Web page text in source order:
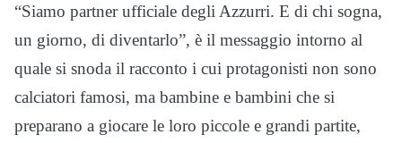
“Siamo partner ufficiale degli Azzurri. E di chi sogna,
un giorno, di diventarlo”, è il messaggio intorno al
quale si snoda il racconto i cui protagonisti non sono
calciatori famosi, ma bambine e bambini che si
preparano a giocare le loro piccole e grandi partite,